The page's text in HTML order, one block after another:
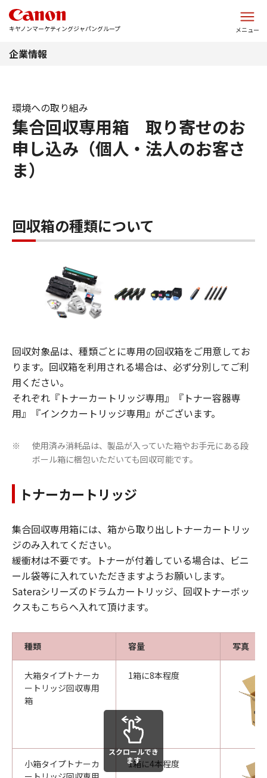
キヤノンマーケティングジャパングループ メニュー
企業情報
集合回収専用箱 取り寄せのお
申し込み（個人・法人のお客さ
ま）
環境への取り組み
回収箱の種類について
回収対象品は、種類ごとに専用の回収箱をご用意してお
ります。回収箱を利用される場合は、必ず分別してご利
用ください。
それぞれ『トナーカートリッジ専用』『トナー容器専
用』『インクカートリッジ専用』がございます。
※
使用済み消耗品は、製品が入っていた箱やお手元にある段
ボール箱に梱包いただいても回収可能です。
トナーカートリッジ
集合回収専用箱には、箱から取り出しトナーカートリッ
ジのみ入れてください。
緩衝材は不要です。トナーが付着している場合は、ビニ
ール袋等に入れていただきますようお願いします。
Sateraシリーズのドラムカートリッジ、回収トナーボッ
クスもこちらへ入れて頂けます。
種類 容量 写真
大箱タイプトナーカ
ートリッジ回収専用
箱
1箱に8本程度
小箱タイプトナーカ
1箱に4本程度
スクロールでき
ます